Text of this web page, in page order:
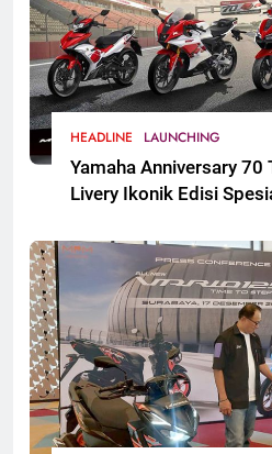
HEADLINE LAUNCHING
Yamaha Anniversary 70
Livery Ikonik Edisi